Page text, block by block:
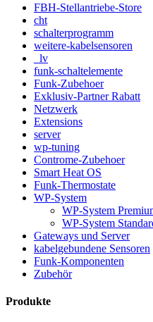
FBH-Stellantriebe-Store
cht
schalterprogramm
weitere-kabelsensoren
_lv
funk-schaltelemente
Funk-Zubehoer
Exklusiv-Partner Rabatt
Netzwerk
Extensions
server
wp-tuning
Controme-Zubehoer
Smart Heat OS
Funk-Thermostate
WP-System
WP-System
WP-System
Gateways und Server
kabelgebundene Sensoren
Funk-Komponenten
Zubehör
Produkte